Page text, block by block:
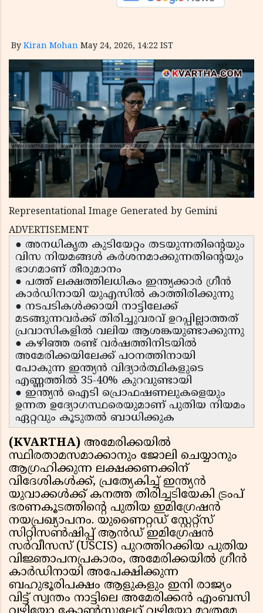
By Kiran Mohan May 24, 2026, 14:22 IST
Representational Image Generated by Gemini
ADVERTISEMENT
● അനധികൃത കുടിയേറ്റം തടയുന്നതിന്റെയും
വിസ നിയമങ്ങൾ കർശനമാക്കുന്നതിന്റെയും
ഭാഗമാണ് തീരുമാനം
● പത്ത് ലക്ഷത്തിലധികം ഇന്ത്യക്കാർ ഗ്രീൻ
കാർഡിനായി യുഎസിൽ കാത്തിരിക്കുന്നു
● നടപടികൾക്കായി നാട്ടിലേക്ക്
മടങ്ങുന്നവർക്ക് തിരിച്ചുവരവ് ഉറപ്പില്ലാത്തത്
പ്രവാസികളിൽ വലിയ ആശങ്കയുണ്ടാക്കുന്നു
● കഴിഞ്ഞ രണ്ട് വർഷത്തിനിടയിൽ
അമേരിക്കയിലേക്ക് പഠനത്തിനായി
പോകുന്ന ഇന്ത്യൻ വിദ്യാർത്ഥികളുടെ
എണ്ണത്തിൽ 35-40% കുറവുണ്ടായി
● ഇന്ത്യൻ ഐടി പ്രൊഫഷണലുകളെയും
ഉന്നത ഉദ്യോഗസ്ഥരെയുമാണ് പുതിയ നിയമം
ഏറ്റവും കൂടുതൽ ബാധിക്കുക
(KVARTHA) അമേരിക്കയിൽ
സ്ഥിരതാമസമാക്കാനും ജോലി ചെയ്യാനും
ആഗ്രഹിക്കുന്ന ലക്ഷക്കണക്കിന്
വിദേശികൾക്ക്, പ്രത്യേകിച്ച് ഇന്ത്യൻ
യുവാക്കൾക്ക് കനത്ത തിരിച്ചടിയേകി ട്രംപ്
ഭരണകൂടത്തിന്റെ പുതിയ ഇമിഗ്രേഷൻ
നയപ്രഖ്യാപനം. യുണൈറ്റഡ് സ്റ്റേറ്റ്സ്
സിറ്റിസൺഷിപ്പ് ആൻഡ് ഇമിഗ്രേഷൻ
സർവീസസ് (USCIS) പുറത്തിറക്കിയ പുതിയ
വിജ്ഞാപനപ്രകാരം, അമേരിക്കയിൽ ഗ്രീൻ
കാർഡിനായി അപേക്ഷിക്കുന്ന
ബഹുഭൂരിപക്ഷം ആളുകളും ഇനി രാജ്യം
വിട്ട് സ്വന്തം നാട്ടിലെ അമേരിക്കൻ എംബസി